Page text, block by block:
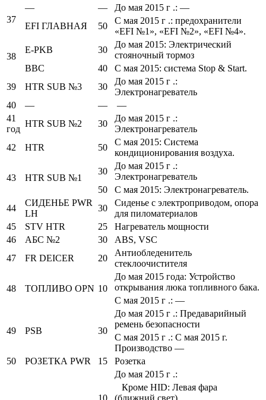
37
— —
До мая 2015 г .: —
EFI ГЛАВНАЯ
50
С мая 2015 г .: предохранители
«EFI №1», «EFI №2», «EFI №4».
38
E-PKB 30
До мая 2015: Электрический
стояночный тормоз
BBC
40
С мая 2015: система Stop & Start.
39
HTR SUB №3 30
До мая 2015 г .:
Электронагреватель
40
— —
—
41
год
HTR SUB №2 30
До мая 2015 г .:
Электронагреватель
42
HTR 50
С мая 2015: Система
кондиционирования воздуха.
43 HTR SUB №1
30
До мая 2015 г .:
Электронагреватель
50
С мая 2015: Электронагреватель.
44
СИДЕНЬЕ PWR
LH
30
Сиденье с электроприводом, опора
для пиломатериалов
45
STV HTR 25
Нагреватель мощности
46
АБС №2 30
ABS, VSC
47
FR DEICER 20
Антиобледенитель
стеклоочистителя
48 ТОПЛИВО OPN 10
До мая 2015 года: Устройство
открывания люка топливного бака.
С мая 2015 г .: —
49 PSB 30
До мая 2015 г .: Предаварийный
ремень безопасности
С мая 2015 г .: С мая 2015 г.
Производство —
50
РОЗЕТКА PWR 15 Розетка
10
До мая 2015 г .:
Кроме HID: Левая фара
(ближний свет)